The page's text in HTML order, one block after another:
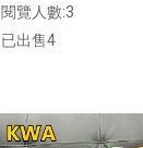
閱覽人數:3
已出售4